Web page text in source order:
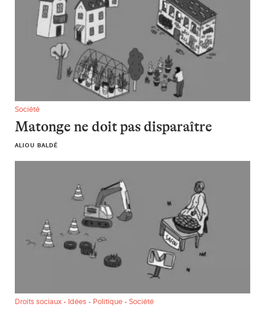
Matonge ne doit pas disparaître
Société
Matonge ne doit pas disparaître
ALIOU BALDÉ
Quinten Jacobs, nouveau venu au pays des Bekende
Droits sociaux • Idées • Politique • Société